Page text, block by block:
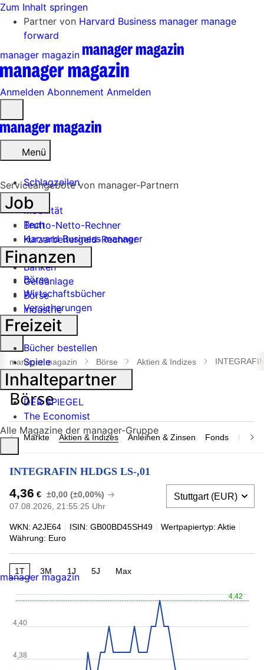
Zum Inhalt springen
Partner von Harvard Business manager manage
forward
manager magazin
Anmelden Abonnement Anmelden
öffnen
Menü
Schlagzeilen
Mobilität
Tech
Harvard Business manager
Handel
Banken
Geldanlage
Börse
Industrie
Suche
öffnen
manager magazin Börse Aktien & Indizes
Märkte Aktien & Indizes Anleihen & Zinsen Fonds
INTEGRAFIN HLDGS LS-,01
4,36 € ±0,00 (±0,00%)
07.08.2026, 21:55:25 Uhr
WKN: A2JE64 ISIN: GB00BD45SH49
Wertpapiertyp: Aktie
Währung: Euro
1T 3M 1J 5J Max
4,42
4,38
4,40
Serviceangebote von manager-Partnern
Job
Brutto-Netto-Rechner
Kurzarbeitergeld-Rechner
Finanzen
Börse
Wirtschaftsbücher
Versicherungen
Freizeit
Bücher bestellen
Spiele
Inhaltepartner
DER SPIEGEL
The Economist
Alle Magazine der manager-Gruppe
manager magazin